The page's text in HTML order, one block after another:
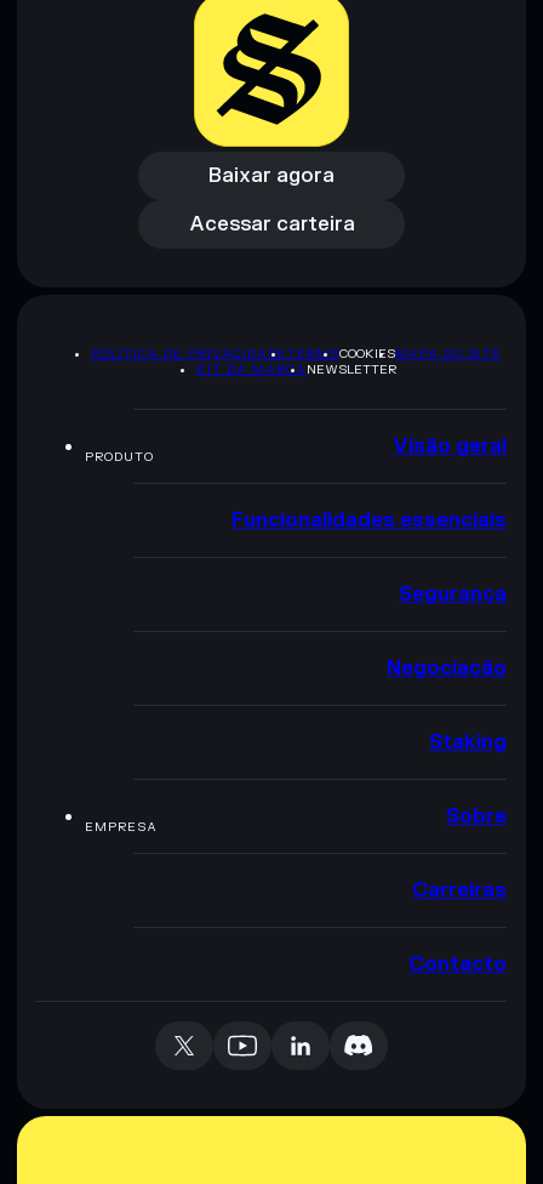
Baixar agora
Baixar agora
Acessar carteira
Acessar carteira
POLÍTICA DE PRIVACIDADETERMSCOOKIESMAPA DO SITE
KIT DA MARCA NEWSLETTER
PRODUTO Visão geral
Funcionalidades essenciais
Segurança
Negociação
Staking
EMPRESA Sobre
Carreiras
Contacto